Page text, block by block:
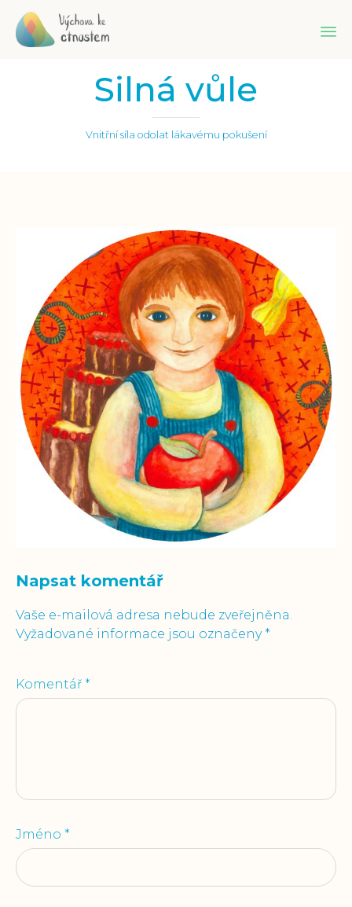
Silná vůle
Vnitřní síla odolat lákavému pokušení
Napsat komentář
Vaše e-mailová adresa nebude zveřejněna.
Vyžadované informace jsou označeny *
Komentář *
Jméno *